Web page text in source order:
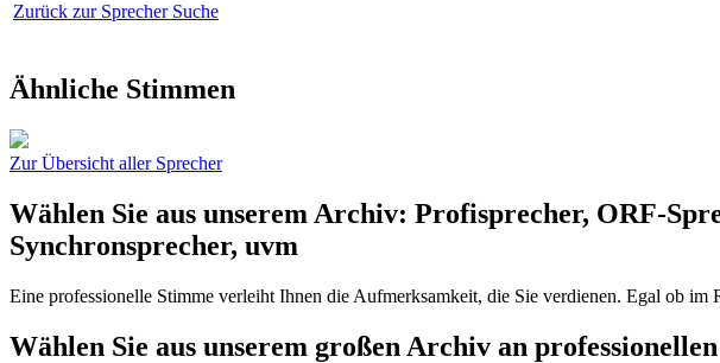
Zurück zur Sprecher Suche
Ähnliche Stimmen
Zur Übersicht aller Sprecher
Wählen Sie aus unserem Archiv: Profisprecher, ORF-
Synchronsprecher, uvm
Eine professionelle Stimme verleiht Ihnen die Aufmerksamkeit, die Sie verdienen. Egal ob
Wählen Sie aus unserem großen Archiv an